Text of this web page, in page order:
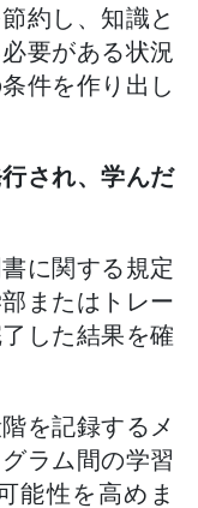
約し、知識と
要がある状況
件を作り出し
され、学んだ
に関する規定
またはトレー
した結果を確
を記録するメ
ラム間の学習
能性を高めま